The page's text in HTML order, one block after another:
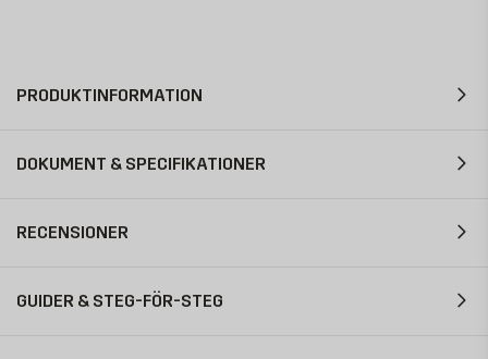
PRODUKTINFORMATION
DOKUMENT & SPECIFIKATIONER
RECENSIONER
GUIDER & STEG-FÖR-STEG